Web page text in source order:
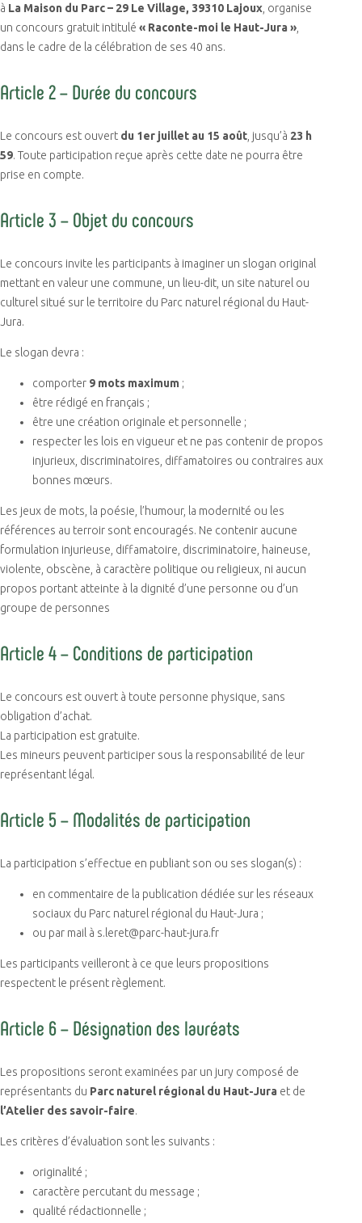
à La Maison du Parc – 29 Le Village, 39310 Lajoux , organise
un concours gratuit intitulé « Raconte-moi le Haut-Jura »
dans le cadre de la célébration de ses 40 ans.
Article 2 – Durée du concours
Le concours est ouvert du 1er juillet au 15 août , jusqu’à 23 h
59. Toute participation reçue après cette date ne pourra être
prise en compte.
Article 3 – Objet du concours
Le concours invite les participants à imaginer un slogan original
mettant en valeur une commune, un lieu-dit, un site naturel ou
culturel situé sur le territoire du Parc naturel régional du Haut-
Jura.
Le slogan devra :
comporter 9 mots maximum ;
être rédigé en français ;
être une création originale et personnelle ;
respecter les lois en vigueur et ne pas contenir de propos
injurieux, discriminatoires, diffamatoires ou contraires aux
bonnes mœurs.
Les jeux de mots, la poésie, l’humour, la modernité ou les
références au terroir sont encouragés. Ne contenir aucune
formulation injurieuse, diffamatoire, discriminatoire, haineuse,
violente, obscène, à caractère politique ou religieux, ni aucun
propos portant atteinte à la dignité d’une personne ou d’un
groupe de personnes
Article 4 – Conditions de participation
Le concours est ouvert à toute personne physique, sans
obligation d’achat.
La participation est gratuite.
Les mineurs peuvent participer sous la responsabilité de leur
représentant légal.
Article 5 – Modalités de participation
La participation s’effectue en publiant son ou ses slogan(s) :
en commentaire de la publication dédiée sur les réseaux
sociaux du Parc naturel régional du Haut-Jura ;
ou par mail à s.leret@parc-haut-jura.fr
Les participants veilleront à ce que leurs propositions
respectent le présent règlement.
Article 6 – Désignation des lauréats
Les propositions seront examinées par un jury composé de
représentants du Parc naturel régional du Haut-Jura et de
l’Atelier des savoir-faire.
Les critères d’évaluation sont les suivants :
originalité ;
caractère percutant du message ;
qualité rédactionnelle ;